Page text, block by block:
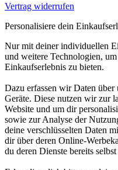
Vertrag widerrufen
Personalisiere dein
Nur mit deiner individuellen
und weitere Technologien,
Einkaufserlebnis zu bieten.
Dazu erfassen wir Daten über
Geräte. Diese nutzen wir zur
Website und um dir
sowie zur Analyse der
deine verschlüsselten Daten
dir über deren Online-
du deren Dienste bereits